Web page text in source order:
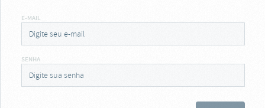
E-MAIL
SENHA